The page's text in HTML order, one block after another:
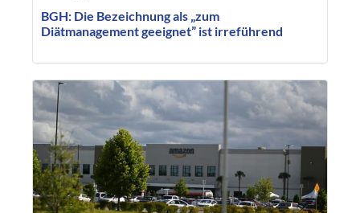
BGH: Die Bezeichnung als „zum
Diätmanagement geeignet” ist irreführend